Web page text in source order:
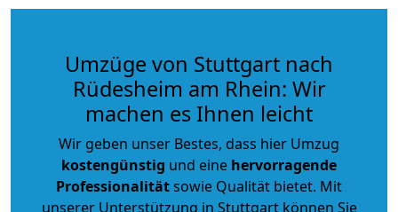
Umzüge von Stuttgart nach
Rüdesheim am Rhein: Wir
machen es Ihnen leicht
Wir geben unser Bestes, dass hier Umzug
kostengünstig und eine hervorragende
Professionalitätsowie Qualität bietet. Mit
unserer Unterstützung in Stuttgart können Sie